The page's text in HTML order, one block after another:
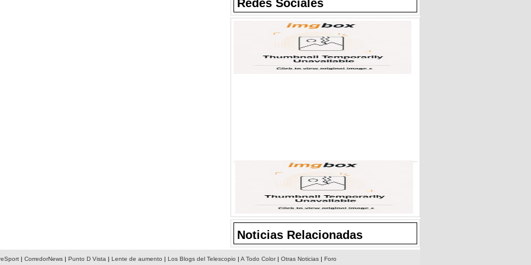
Redes Sociales
Noticias Relacionadas
| CorredorNews| Punto D Vista | Lente de aumento | Los Blogs del Telescopio | A Todo Color| Otras Noticias| Foro